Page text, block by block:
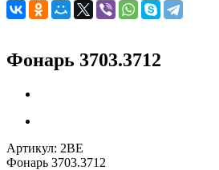
Фонарь 3703.3712
Артикул: 2ВЕ
Фонарь 3703.3712